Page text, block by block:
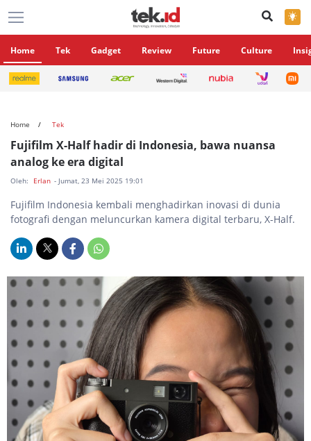
×
Home Tek Gadget Review Future Culture
Home Tek
Fujifilm X-Half hadir di Indonesia, bawa nuansa
analog ke era digital
Oleh: Erlan - Jumat, 23 Mei 2025 19:01
Fujifilm Indonesia kembali menghadirkan inovasi di dunia
fotografi dengan meluncurkan kamera digital terbaru, X-Half.